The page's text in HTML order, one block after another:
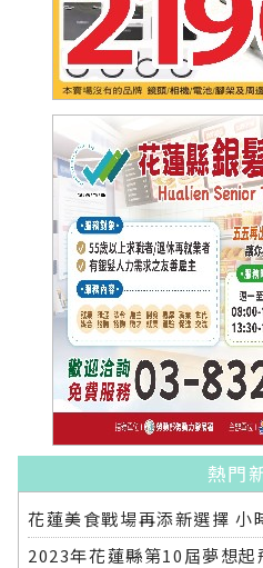
熱門
花蓮美食戰場再添新選擇 小
2023年花蓮縣第10屆夢想